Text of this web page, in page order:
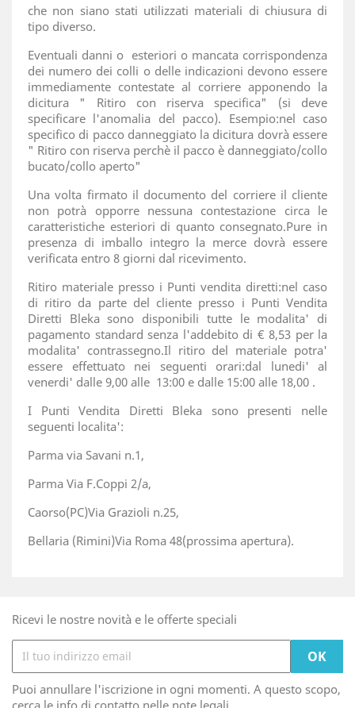
che non siano stati utilizzati materiali di chiusura di
tipo diverso.
Eventuali danni o esteriori o mancata corrispondenza
dei numero dei colli o delle indicazioni devono essere
immediamente contestate al corriere apponendo la
dicitura " Ritiro con riserva specifica" (si deve
specificare l'anomalia del pacco). Esempio:nel caso
specifico di pacco danneggiato la dicitura dovrà essere
" Ritiro con riserva perchè il pacco è danneggiato/collo
bucato/collo aperto"
Una volta firmato il documento del corriere il cliente
non potrà opporre nessuna contestazione circa le
caratteristiche esteriori di quanto consegnato.Pure in
presenza di imballo integro la merce dovrà essere
verificata entro 8 giorni dal ricevimento.
Ritiro materiale presso i Punti vendita diretti:nel caso
di ritiro da parte del cliente presso i Punti Vendita
Diretti Bleka sono disponibili tutte le modalita' di
pagamento standard senza l'addebito di € 8,53 per la
modalita' contrassegno.Il ritiro del materiale potra'
essere effettuato nei seguenti orari:dal lunedi' al
venerdi' dalle 9,00 alle 13:00 e dalle 15:00 alle 18,00 .
I Punti Vendita Diretti Bleka sono presenti nelle
seguenti localita':
Parma via Savani n.1,
Parma Via F.Coppi 2/a,
Caorso(PC)Via Grazioli n.25,
Bellaria (Rimini)Via Roma 48(prossima apertura).
Ricevi le nostre novità e le offerte speciali
Puoi annullare l'iscrizione in ogni momenti. A questo scopo,
cerca le info di contatto nelle note legali.